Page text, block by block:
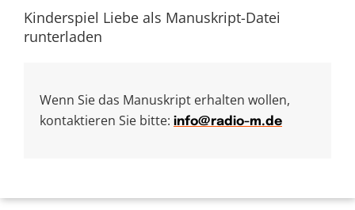
Kinderspiel Liebe als Manuskript-Datei
runterladen
Wenn Sie das Manuskript erhalten wollen,
kontaktieren Sie bitte: info@radio-m.de